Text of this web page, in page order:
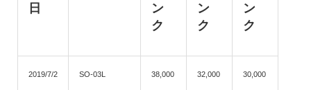
日
ン
ク
ン
ク
ン
ク
2019/7/2 SO-03L 38,000 32,000 30,000